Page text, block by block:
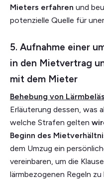
Mieters erfahren und
potenzielle Quelle für
5. Aufnahme einer
in den Mietvertrag
mit dem Mieter
Behebung von
Erläuterung dessen, was
welche Strafen gelten
Beginn des
dem Umzug ein
vereinbaren, um die
lärmbezogenen Regeln